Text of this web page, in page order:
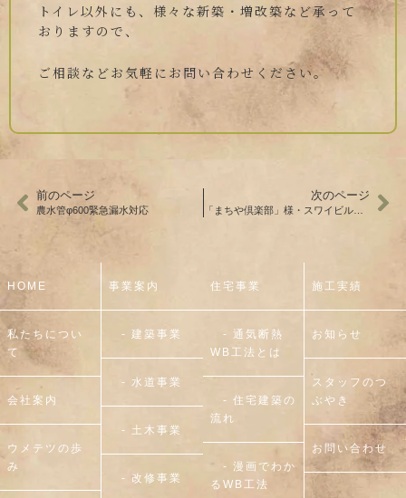
トイレ以外にも、様々な新築・増改築など承って
おりますので、
ご相談などお気軽にお問い合わせください。
前のページ
農水管φ600緊急漏水対応
次のページ
「まちや倶楽部」様・スワイビル改修
HOME
私たちについ
て
会社案内
ウメテツの歩
み
事業案内
- 建築事業
- 水道事業
- 土木事業
- 改修事業
住宅事業
- 通気断熱
WB工法とは
- 住宅建築の
流れ
- 漫画でわか
るWB工法
施工実績
お知らせ
スタッフのつ
ぶやき
お問い合わせ